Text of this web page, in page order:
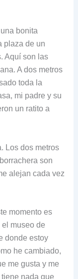
bonita
plaza de un
Aquí son las
A dos metros
toda la
mi padre y su
un ratito a
Los dos metros
son
alejan cada vez
momento es
museo de
donde estoy
he cambiado,
me gusta y me
nada que